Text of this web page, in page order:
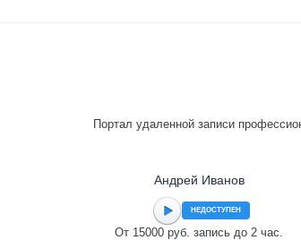
Портал удаленной записи
Андрей Иванов
НЕДОСТУПЕН
От 15000 руб. запись до 2 час.